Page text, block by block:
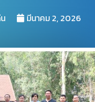
มีนาคม 2, 2026